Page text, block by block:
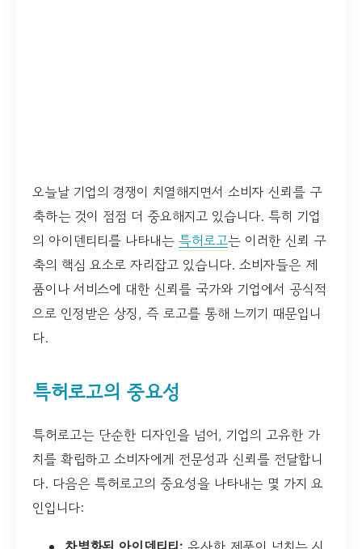
오늘날 기업의 경쟁이 치열해지면서 소비자 신뢰를 구
축하는 것이 점점 더 중요해지고 있습니다. 특히 기업
의 아이덴티티를 나타내는 특허로고는 이러한 신뢰 구
축의 핵심 요소로 자리잡고 있습니다. 소비자들은 제
품이나 서비스에 대한 신뢰를 국가와 기업에서 공식적
으로 인정받은 상징, 즉 로고를 통해 느끼기 때문입니
다.
특허로고의 중요성
특허로고는 단순한 디자인을 넘어, 기업의 고유한 가
치를 확립하고 소비자에게 전문성과 신뢰를 전달합니
다. 다음은 특허로고의 중요성을 나타내는 몇 가지 요
인입니다: